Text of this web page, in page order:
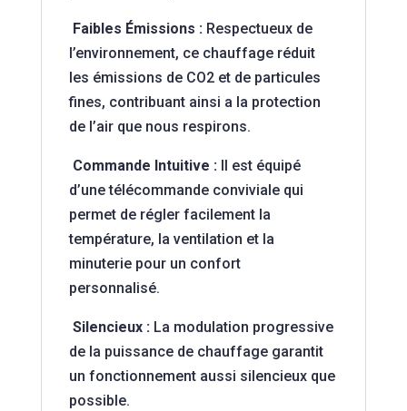
Faibles Émissions : Respectueux de
l’environnement, ce chauffage réduit
les émissions de CO2 et de particules
fines, contribuant ainsi a la protection
de l’air que nous respirons.
Commande Intuitive :Il est équipé
d’une télécommande conviviale qui
permet de régler facilement la
température, la ventilation et la
minuterie pour un confort
personnalisé.
Silencieux :La modulation progressive
de la puissance de chauffage garantit
un fonctionnement aussi silencieux que
possible.